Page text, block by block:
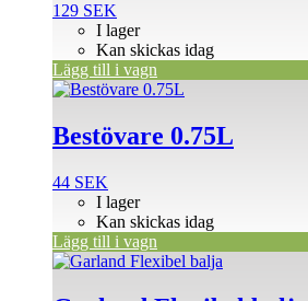
129 SEK
I lager
Kan skickas idag
Lägg till i vagn
Bestövare 0.75L
44 SEK
I lager
Kan skickas idag
Lägg till i vagn
Den